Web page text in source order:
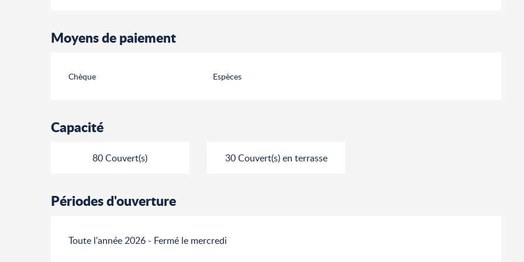
Moyens de paiement
Chèque Espèces
Capacité
80 Couvert(s) 30 Couvert(s) en terrasse
Périodes d'ouverture
Toute l'année 2026 - Fermé le mercredi